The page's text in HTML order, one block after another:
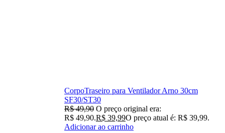
CorpoTraseiro para Ventilador Arno 30cm
SF30/ST30
R$49,90 O preço original era:
R$ 49,90.R$ 39,99O preço atual é: R$ 39,99.
Adicionar ao carrinho